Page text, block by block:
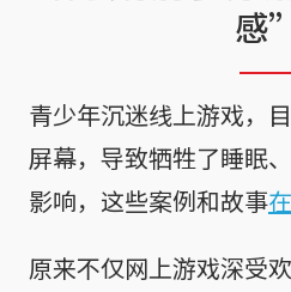
感”
青少年沉迷线上游戏，
屏幕，导致牺牲了睡眠
影响，这些案例和故事
原来不仅网上游戏深受